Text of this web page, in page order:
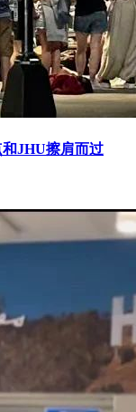
JHU擦肩而过